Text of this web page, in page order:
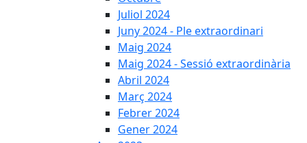
Juliol 2024
Juny 2024 - Ple extraordinari
Maig 2024
Maig 2024 - Sessió extraordinària
Abril 2024
Març 2024
Febrer 2024
Gener 2024